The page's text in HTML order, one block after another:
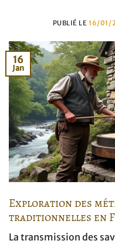
PUBLIÉ LE16/01/
16
Jan
Exploration des
traditionnelles en
La transmission des